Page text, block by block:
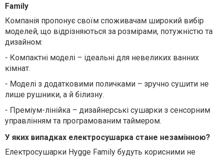
Family
Компанія пропонує своїм споживачам широкий вибір
моделей, що відрізняються за розмірами, потужністю та
дизайном:
- Компактні моделі – ідеальні для невеликих ванних
кімнат.
- Моделі з додатковими поличками – зручно сушити не
лише рушники, а й білизну.
- Преміум-лінійка – дизайнерські сушарки з сенсорним
управлінням та програмованим таймером.
У яких випадках електросушарка стане незамінною?
Електросушарки Hygge Family будуть корисними не